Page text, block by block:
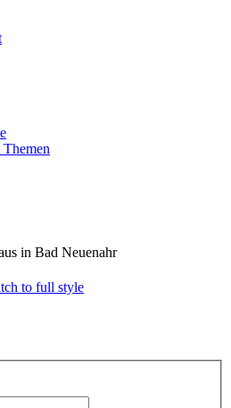
in Bad Neuenahr
to full style